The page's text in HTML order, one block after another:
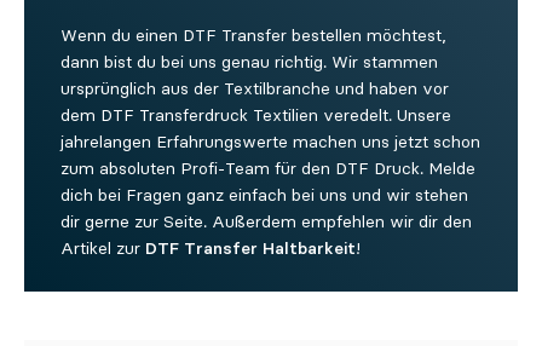
Wenn du einen DTF Transfer bestellen möchtest,
dann bist du bei uns genau richtig. Wir stammen
ursprünglich aus der Textilbranche und haben vor
dem DTF Transferdruck Textilien veredelt. Unsere
jahrelangen Erfahrungswerte machen uns jetzt schon
zum absoluten Profi-Team für den DTF Druck. Melde
dich bei Fragen ganz einfach bei uns und wir stehen
dir gerne zur Seite. Außerdem empfehlen wir dir den
Artikel zur DTF Transfer Haltbarkeit!